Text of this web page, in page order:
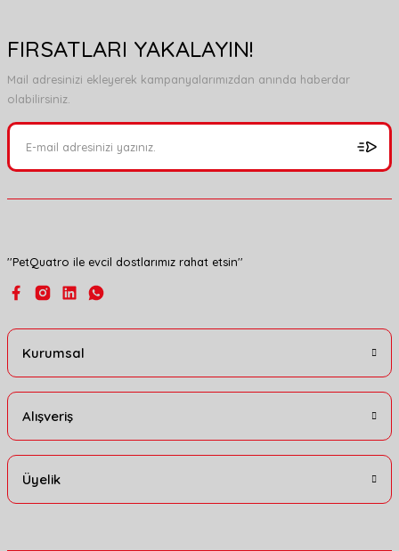
tarafımıza iletebilirsiniz.
Görüş ve önerileriniz için teşekkür ederiz.
Ürün resmi kalitesiz, bozuk veya görüntülenemiyor.
Ürün bilgilerinde hatalar bulunuyor.
FIRSATLARI YAKALAYIN!
Mail adresinizi ekleyerek kampanyalarımızdan anında haberdar
olabilirsiniz.
''PetQuatro ile evcil dostlarımız rahat etsin''
Kurumsal
Alışveriş
Üyelik